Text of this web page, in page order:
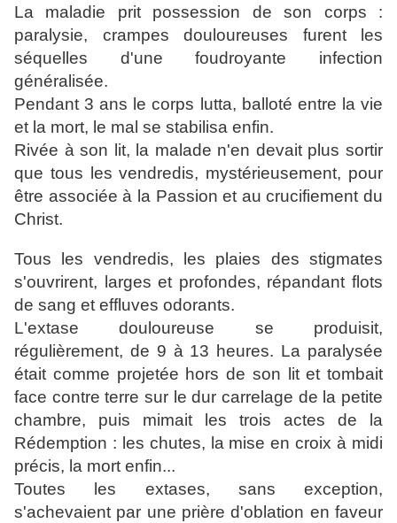
La maladie prit possession de son corps :
paralysie, crampes douloureuses furent les
séquelles d'une foudroyante infection
généralisée.
Pendant 3 ans le corps lutta, balloté entre la vie
et la mort, le mal se stabilisa enfin.
Rivée à son lit, la malade n'en devait plus sortir
que tous les vendredis, mystérieusement, pour
être associée à la Passion et au crucifiement du
Christ.
Tous les vendredis, les plaies des stigmates
s'ouvrirent, larges et profondes, répandant flots
de sang et effluves odorants.
L'extase douloureuse se produisit,
régulièrement, de 9 à 13 heures. La paralysée
était comme projetée hors de son lit et tombait
face contre terre sur le dur carrelage de la petite
chambre, puis mimait les trois actes de la
Rédemption : les chutes, la mise en croix à midi
précis, la mort enfin...
Toutes les extases, sans exception,
s'achevaient par une prière d'oblation en faveur